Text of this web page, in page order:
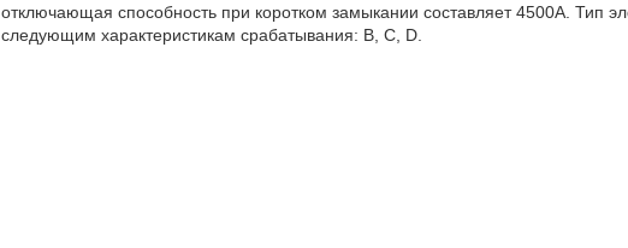
отключающая способность при коротком замыкании составляет 4500А. Тип
следующим характеристикам срабатывания: B, C, D.